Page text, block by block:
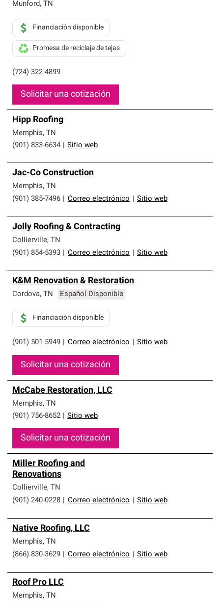
Munford, TN
(724) 322-4899
Financiación disponible
Promesa de reciclaje de tejas
Solicitar una cotización
Hipp Roofing
Memphis, TN
(901) 833-6634
Sitio web
Jac-Co Construction
Memphis, TN
(901) 385-7496
Correo electrónico Sitio web
Jolly Roofing & Contracting
Collierville, TN
(901) 854-5393
Correo electrónico Sitio web
K&M Renovation & Restoration
Cordova, TN Español Disponible
(901) 501-5949 Correo electrónico Sitio web
Financiación disponible
Solicitar una cotización
McCabe Restoration, LLC
Memphis, TN
(901) 756-8652
Sitio web
Solicitar una cotización
Miller Roofing and
Renovations
Collierville, TN
(901) 240-0228
Correo electrónico Sitio web
Native Roofing, LLC
Memphis, TN
(866) 830-3629
Correo electrónico Sitio web
Roof Pro LLC
Memphis, TN